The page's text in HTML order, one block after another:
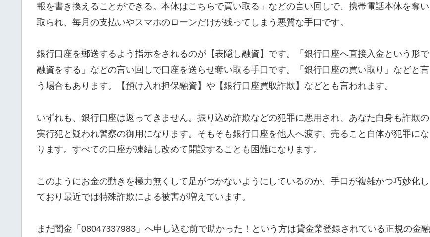
報を書き換えることができる。本体はこちらで買い取る」などの言い回しで、携帯電話本体を奪い
取られ、毎月の支払いやスマホのローンだけが残ってしまう悪質な手口です。
銀行口座を郵送するよう指示をされるのが【表隠し融資】です。「銀行口座へ直接入金という形で
融資をする」などの言い回しで口座を送らせ奪い取る手口です。「銀行口座の買い取り」などと言
う場合もあります。【預け入れ担保融資】や【銀行口座買取詐欺】などとも言われます。
いずれも、銀行口座は返ってきません。振り込め詐欺などの犯罪に悪用され、あなた自身も詐欺の
実行犯と疑われ警察の御用になります。そもそも銀行口座を他人へ渡す、売ること自体が犯罪にな
ります。すべての口座が凍結し改めて開設することも困難になります。
このようにお金の動きを極力無くして足がつかないようにしているのか、手口が複雑かつ巧妙化し
ており最近では特殊詐欺による被害が増えています。
まだ闇金「08047337983」へ申し込む前で助かった！という方は貸金業登録されている正規の金融